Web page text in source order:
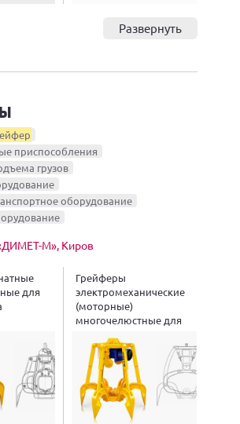
Развернуть
приспособления
грузов
оборудование
М», Киров
для
Грейферы
электромеханические
(моторные)
многочелюстные для